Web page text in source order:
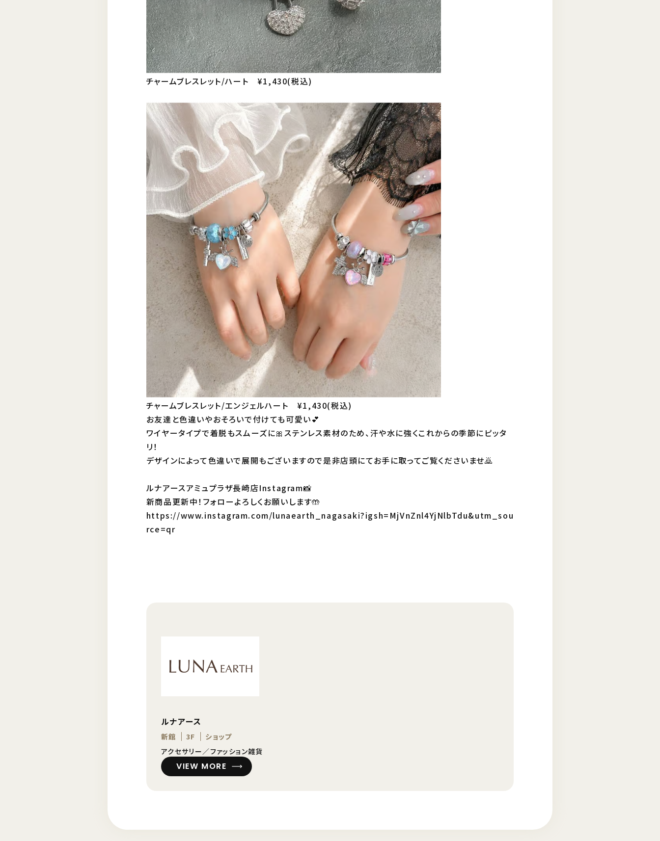
チャームブレスレット/ハート ¥1,430(税込)
チャームブレスレット/エンジェルハート ¥1,430(税込)
お友達と色違いやおそろいで付けても可愛い💕
ワイヤータイプで着脱もスムーズに🎀ステンレス素材のため、汗や水に強くこれからの季節にピッタ
リ！
デザインによって色違いで展開もございますので是非店頭にてお手に取ってご覧くださいませ🙇
ルナアースアミュプラザ長崎店Instagram📸
新商品更新中！フォローよろしくお願いします🤲
https://www.instagram.com/lunaearth_nagasaki?igsh=MjVnZnl4YjNlbTdu&utm_sou
rce=qr
ルナアース
新館 3F
ショップ
アクセサリー／ファッション雑貨
VIEW MORE